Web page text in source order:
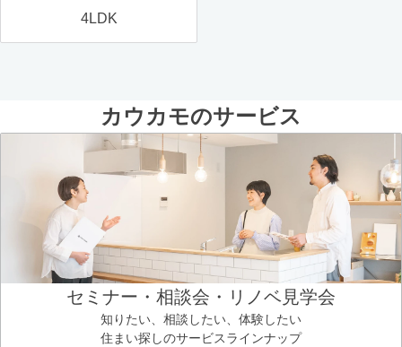
4LDK
カウカモのサービス
セミナー・相談会・リノベ見学会
知りたい、相談したい、体験したい
住まい探しのサービスラインナップ